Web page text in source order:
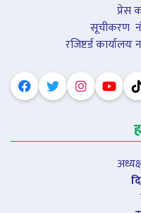
प्रेस
सूचीकरण
रजिष्टर्ड